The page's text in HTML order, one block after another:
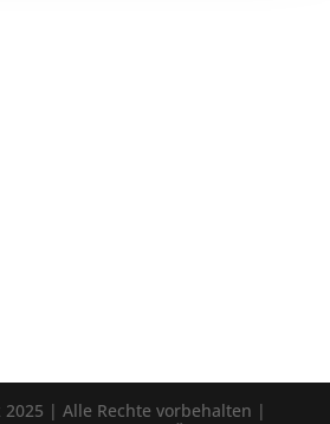
| Alle Rechte vorbehalten |